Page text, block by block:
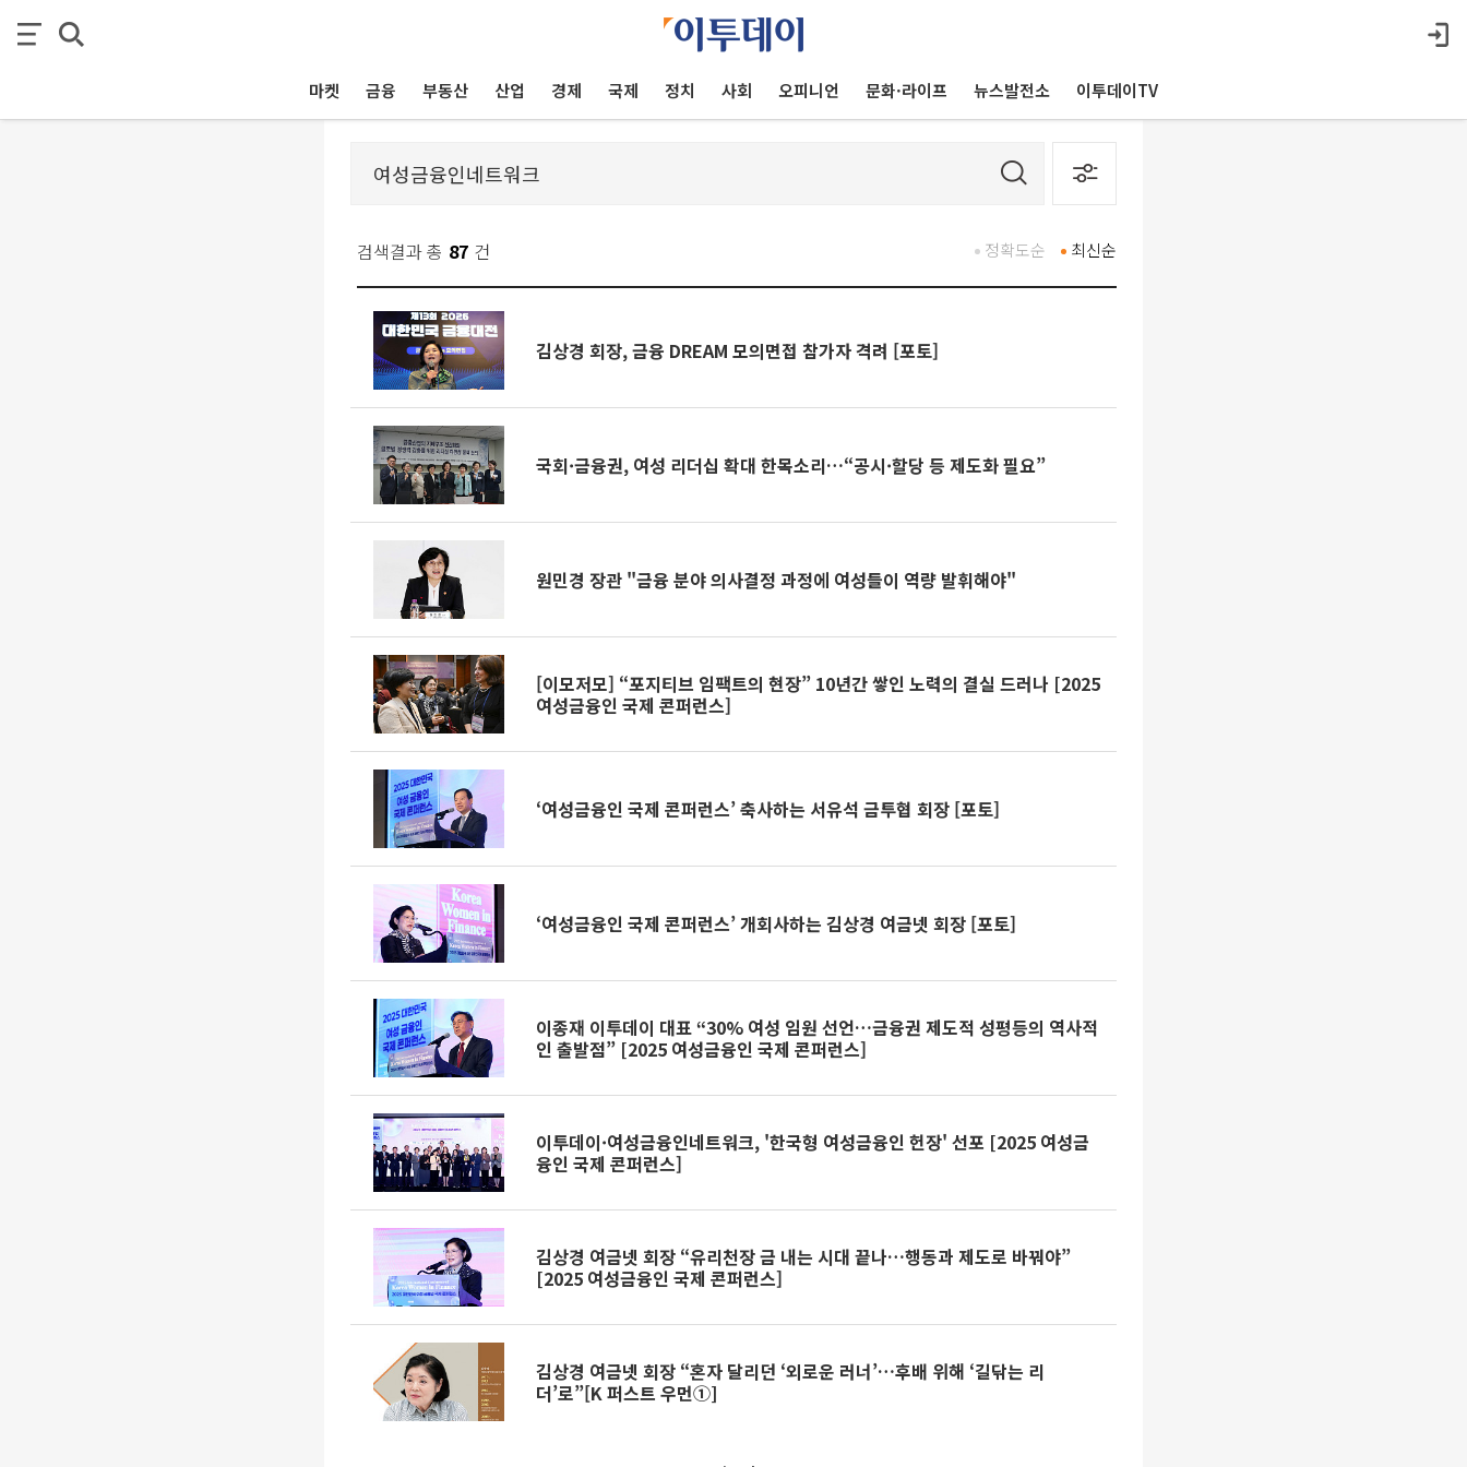
마켓 금융 부동산 산업 경제 국제 정치 사회 오피니언 문화·라이프 뉴스발전소 이투데이TV
검색결과 총 87 건 최신순
정확도순
김상경 회장, 금융 DREAM 모의면접 참가자 격려 [포토]
국회·금융권, 여성 리더십 확대 한목소리…“공시·할당 등 제도화 필요”
원민경 장관 "금융 분야 의사결정 과정에 여성들이 역량 발휘해야"
[이모저모] “포지티브 임팩트의 현장” 10년간 쌓인 노력의 결실 드러나 [2025
여성금융인 국제 콘퍼런스]
‘여성금융인 국제 콘퍼런스’ 축사하는 서유석 금투협 회장 [포토]
‘여성금융인 국제 콘퍼런스’ 개회사하는 김상경 여금넷 회장 [포토]
이종재 이투데이 대표 “30% 여성 임원 선언…금융권 제도적 성평등의 역사적
인 출발점” [2025 여성금융인 국제 콘퍼런스]
이투데이·여성금융인네트워크, '한국형 여성금융인 헌장' 선포 [2025 여성금
융인 국제 콘퍼런스]
김상경 여금넷 회장 “유리천장 금 내는 시대 끝나…행동과 제도로 바꿔야”
[2025 여성금융인 국제 콘퍼런스]
김상경 여금넷 회장 “혼자 달리던 ‘외로운 러너’…후배 위해 ‘길닦는 리
더’로”[K 퍼스트 우먼①]